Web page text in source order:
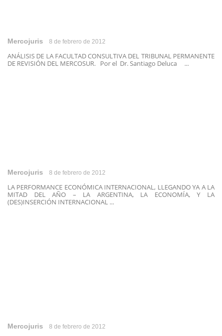
Mercojuris 8 de febrero de 2012
ANÁLISIS DE LA FACULTAD CONSULTIVA DEL TRIBUNAL PERMANENTE
DE REVISIÓN DEL MERCOSUR. Por el Dr. Santiago Deluca ...
Mercojuris 8 de febrero de 2012
LA PERFORMANCE ECONÓMICA INTERNACIONAL, LLEGANDO YA A LA
MITAD DEL AÑO – LA ARGENTINA, LA ECONOMÍA, Y LA
(DES)INSERCIÓN INTERNACIONAL ...
Mercojuris 8 de febrero de 2012